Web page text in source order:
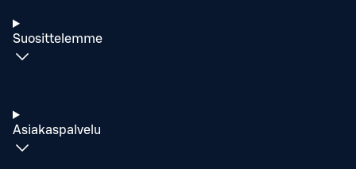
Suosittelemme
Asiakaspalvelu